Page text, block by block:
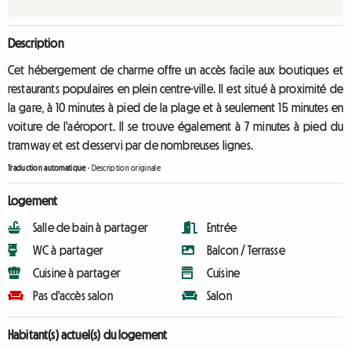
Description
Cet hébergement de charme offre un accès facile aux boutiques et
restaurants populaires en plein centre-ville. Il est situé à proximité de
la gare, à 10 minutes à pied de la plage et à seulement 15 minutes en
voiture de l'aéroport. Il se trouve également à 7 minutes à pied du
tramway et est desservi par de nombreuses lignes.
Traduction automatique- Description originale
Logement
Salle de bain à partager
WC à partager
Cuisine à partager
Pas d'accès salon
Entrée
Balcon / Terrasse
Cuisine
Salon
Habitant(s) actuel(s) du logement